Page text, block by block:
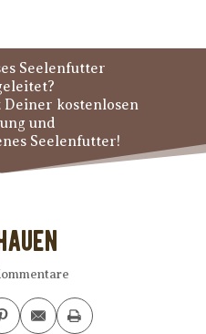
Seelenfutter
kostenlosen
und
Seelenfutter!